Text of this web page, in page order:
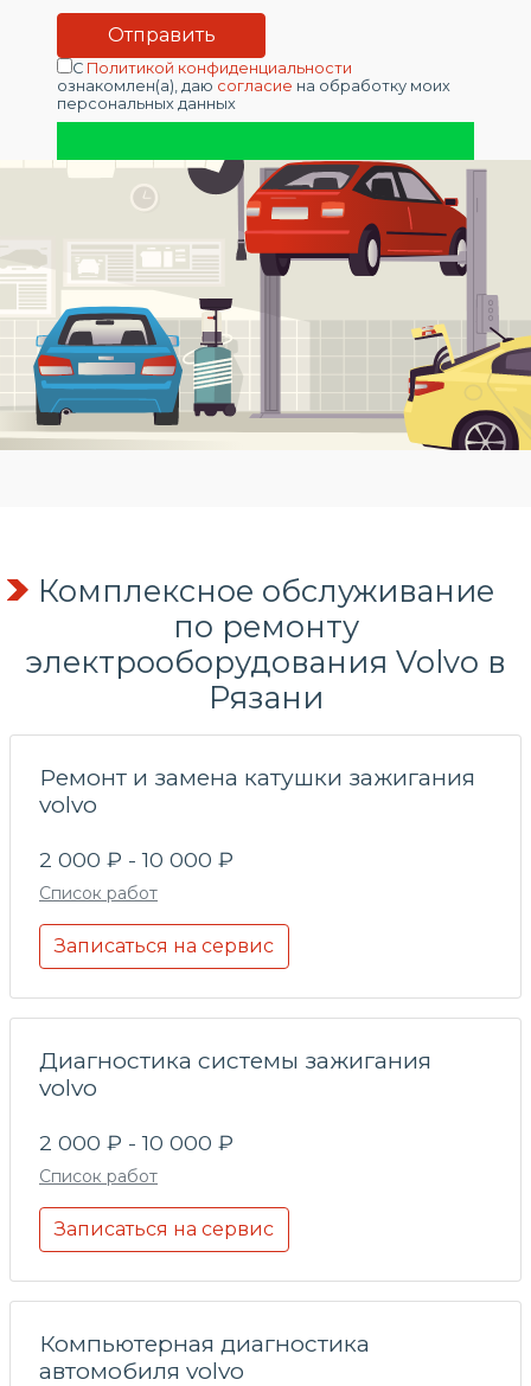
С Политикой конфиденциальности
ознакомлен(а), даю согласие на обработку моих
персональных данных
Комплексное обслуживание
по ремонту
электрооборудования Volvo в
Рязани
Ремонт и замена катушки зажигания
volvo
2 000 ₽ - 10 000 ₽
Список работ
Записаться на сервис
Диагностика системы зажигания
volvo
2 000 ₽ - 10 000 ₽
Список работ
Записаться на сервис
Компьютерная диагностика
автомобиля volvo